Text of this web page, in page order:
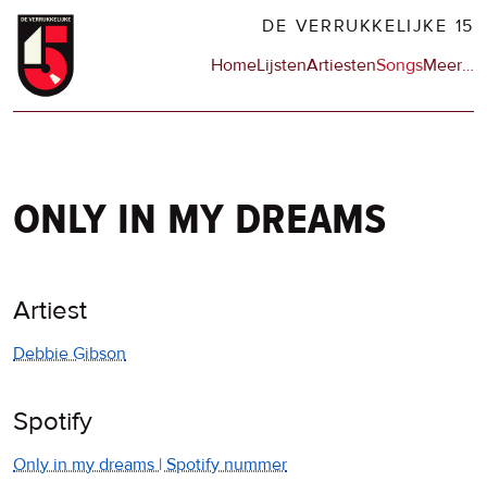
Overslaan
naar
DE VERRUKKELIJKE 15
Hoofdnavigatie
HomeLijstenArtiestenSongsMeerop
…
only in my dreams
Artiest
Debbie Gibson
Spotify
Only in my dreams | Spotify nummer